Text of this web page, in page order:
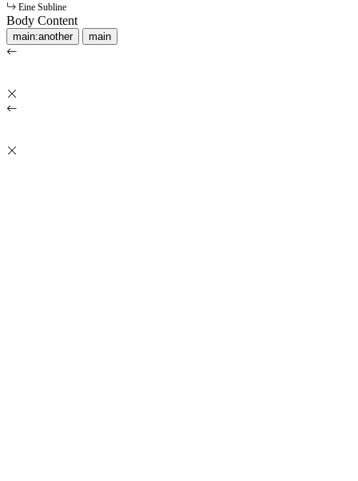
Eine Subline
Body Content
main:another main